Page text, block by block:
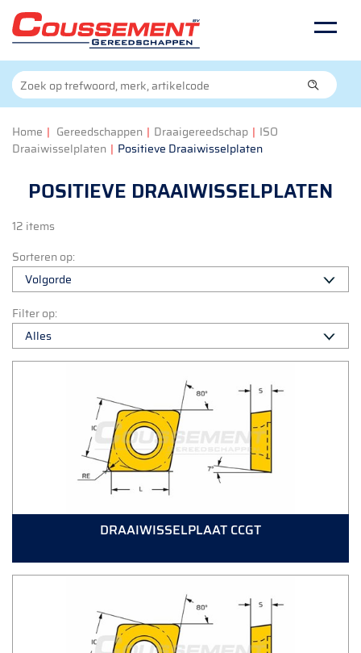
Home | Gereedschappen | Draaigereedschap | ISO
Draaiwisselplaten | Positieve Draaiwisselplaten
POSITIEVE DRAAIWISSELPLATEN
12 items
Sorteren op:
Filter op:
DRAAIWISSELPLAAT CCGT